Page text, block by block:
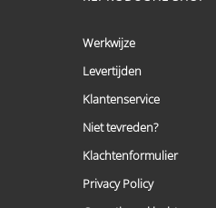
Werkwijze
Levertijden
Klantenservice
Niet tevreden?
Klachtenformulier
Privacy Policy